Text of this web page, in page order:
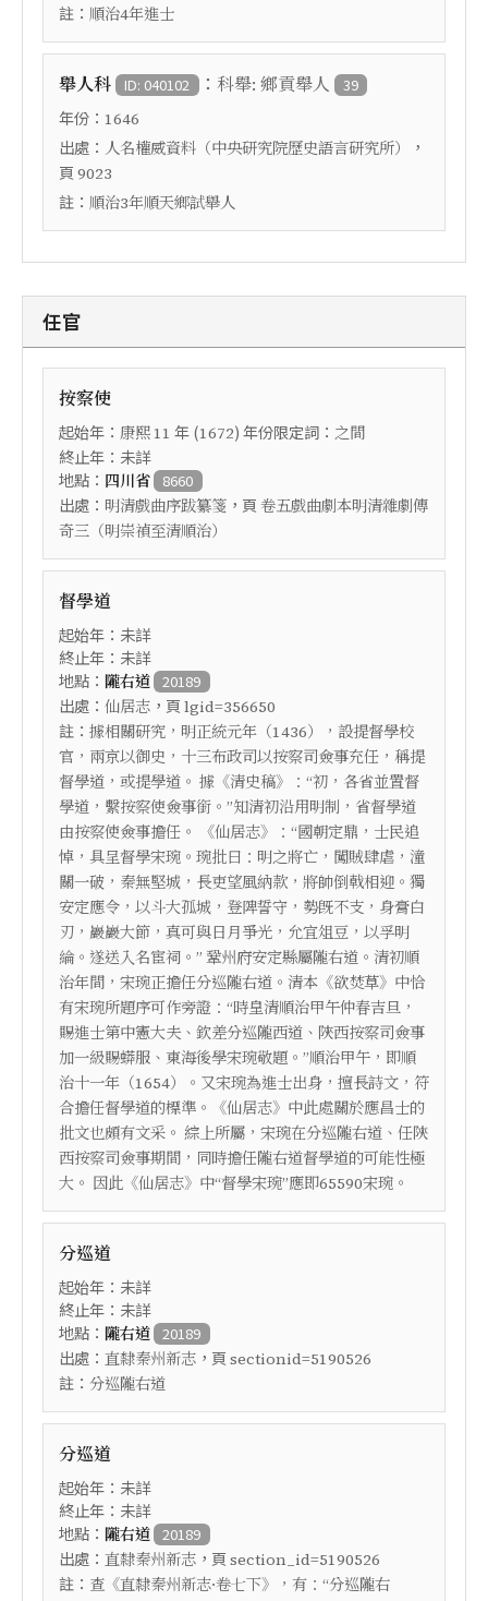
註： 順治4年進士
舉人科 ID: 040102 ： 科舉: 鄉貢舉人 39
年份： 1646
出處： 人名權威資料（中央研究院歷史語言研究所）
，
頁 9023
註： 順治3年順天鄉試舉人
任官
按察使
起始年： 康熙11 年 (1672) 年份限定詞： 之間
終止年：未詳
地點： 四川省 8660
出處： 明清戲曲序跋纂箋 ，頁 卷五戲曲劇本明清雜劇傳
奇三（明崇禎至清順治）
督學道
起始年：未詳
終止年：未詳
地點： 隴右道 20189
出處： 仙居志 ，頁 lgid=356650
註： 據相關研究，明正統元年（1436），設提督學校
官，兩京以御史，十三布政司以按察司僉事充任，稱提
督學道，或提學道。 據《清史稿》：“初，各省並置督
學道，繫按察使僉事銜。”知清初沿用明制，省督學道
由按察使僉事擔任。 《仙居志》：“國朝定鼎，士民追
悼，具呈督學宋琬。琬批曰：明之將亡，闖賊肆虐，潼
關一破，秦無堅城，長吏望風納款，將帥倒戟相迎。獨
安定應令，以斗大孤城，登陴誓守，勢旣不支，身膏白
刃，巖巖大節，真可與日月爭光，允宜俎豆，以孚明
綸。遂送入名宦祠。” 鞏州府安定縣屬隴右道。清初順
治年間，宋琬正擔任分巡隴右道。清本《欲焚草》中恰
有宋琬所題序可作旁證：“時皇清順治甲午仲春吉旦，
賜進士第中憲大夫、欽差分巡隴西道、陜西按察司僉事
加一級賜蟒服、東海後學宋琬敬題。”順治甲午，即順
治十一年（1654）。又宋琬為進士出身，擅長詩文，符
合擔任督學道的標準。《仙居志》中此處關於應昌士的
批文也頗有文采。 綜上所屬，宋琬在分巡隴右道、任陝
西按察司僉事期間，同時擔任隴右道督學道的可能性極
大。 因此《仙居志》中“督學宋琬”應即65590宋琬。
分巡道
起始年：未詳
終止年：未詳
地點： 隴右道 20189
出處： 直隸秦州新志 ，頁 sectionid=5190526
註： 分巡隴右道
分巡道
起始年：未詳
終止年：未詳
地點： 隴右道 20189
出處： 直隸秦州新志 ，頁 section_id=5190526
註： 查《直隸秦州新志·卷七下》，有：“分巡隴右